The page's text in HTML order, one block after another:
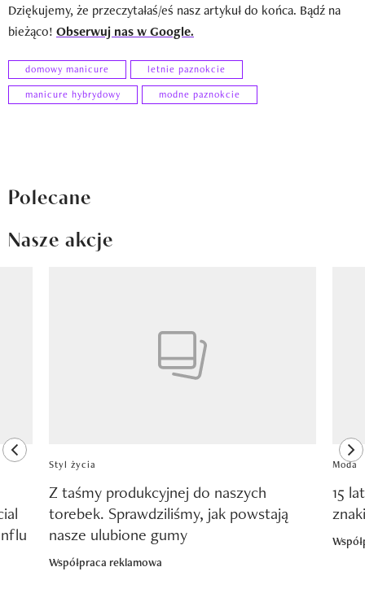
Dziękujemy, że przeczytałaś/eś nasz artykuł do końca. Bądź na
bieżąco! Obserwuj nas w Google.
domowy manicure
letnie paznokcie
manicure hybrydowy
modne paznokcie
Polecane
Nasze akcje
previous element
Styl życia
Z taśmy produkcyjnej do naszych
torebek. Sprawdziliśmy, jak powstają
nasze ulubione gumy
Współpraca reklamowa
Moda
15